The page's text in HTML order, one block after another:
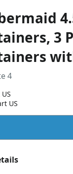
3
4
US